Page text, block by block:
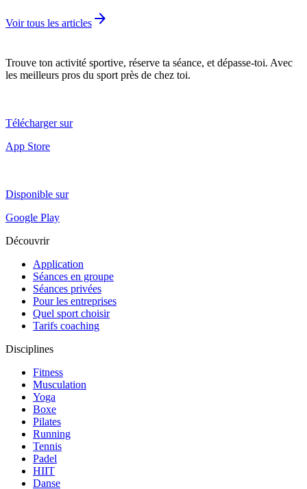
Voir tous les articles arrow_forward
Trouve ton activité sportive, réserve ta séance, et dépasse-toi. Avec
les meilleurs pros du sport près de chez toi.
Télécharger sur
App Store
Disponible sur
Google Play
Découvrir
Application
Séances en groupe
Séances privées
Pour les entreprises
Quel sport choisir
Tarifs coaching
Disciplines
Fitness
Musculation
Yoga
Boxe
Pilates
Running
Tennis
Padel
HIIT
Danse